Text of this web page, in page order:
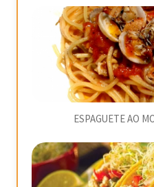
ESPAGUETE AO